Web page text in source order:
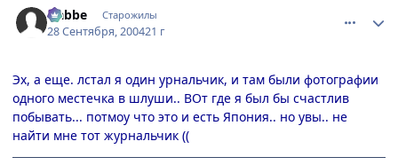
Nabbe Старожилы
28 Сентября, 200421 г
Эх, а еще. лстал я один урнальчик, и там были фотографии
одного местечка в шлуши.. ВОт где я был бы счастлив
побывать... потмоу что это и есть Япония.. но увы.. не
найти мне тот журнальчик ((